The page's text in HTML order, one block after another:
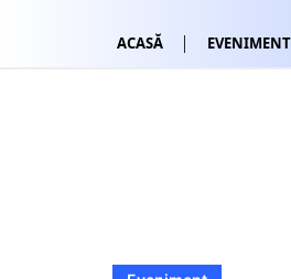
ACASĂ EVENIMENT